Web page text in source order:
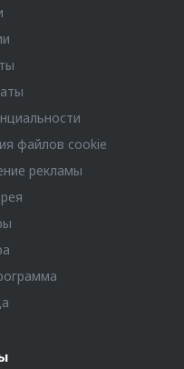
файлов cookie
рекламы